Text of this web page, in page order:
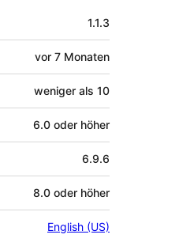
1.1.3
vor 7 Monaten
weniger als 10
6.0 oder höher
6.9.6
8.0 oder höher
English (US)